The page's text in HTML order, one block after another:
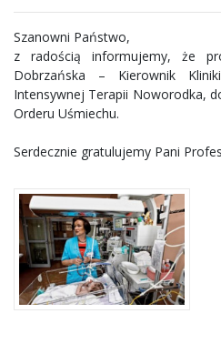
Szanowni Państwo,
z radością informujemy, że
Dobrzańska – Kierownik
Intensywnej Terapii Noworodka,
Orderu Uśmiechu.
Serdecznie gratulujemy Pani